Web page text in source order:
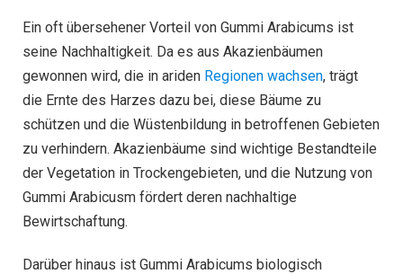
Ein oft übersehener Vorteil von Gummi Arabicums ist
seine Nachhaltigkeit. Da es aus Akazienbäumen
gewonnen wird, die in ariden Regionen wachsen, trägt
die Ernte des Harzes dazu bei, diese Bäume zu
schützen und die Wüstenbildung in betroffenen Gebieten
zu verhindern. Akazienbäume sind wichtige Bestandteile
der Vegetation in Trockengebieten, und die Nutzung von
Gummi Arabicusm fördert deren nachhaltige
Bewirtschaftung.
Darüber hinaus ist Gummi Arabicums biologisch